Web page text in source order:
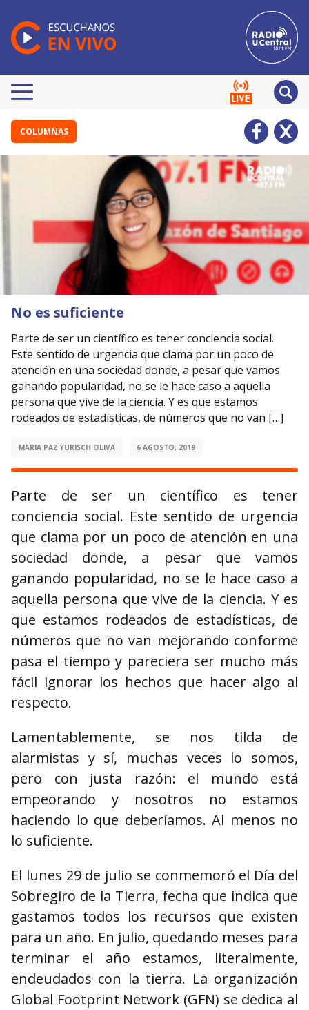
COLUMNAS
No es suficiente
Parte de ser un científico es tener conciencia social.
Este sentido de urgencia que clama por un poco de
atención en una sociedad donde, a pesar que vamos
ganando popularidad, no se le hace caso a aquella
persona que vive de la ciencia. Y es que estamos
rodeados de estadísticas, de números que no van […]
MARIA PAZ YURISCH OLIVA 6 AGOSTO, 2019
Parte de ser un científico es tener
conciencia social. Este sentido de urgencia
que clama por un poco de atención en una
sociedad donde, a pesar que vamos
ganando popularidad, no se le hace caso a
aquella persona que vive de la ciencia. Y es
que estamos rodeados de estadísticas, de
números que no van mejorando conforme
pasa el tiempo y pareciera ser mucho más
fácil ignorar los hechos que hacer algo al
respecto.
Lamentablemente, se nos tilda de
alarmistas y sí, muchas veces lo somos,
pero con justa razón: el mundo está
empeorando y nosotros no estamos
haciendo lo que deberíamos. Al menos no
lo suficiente.
El lunes 29 de julio se conmemoró el Día del
Sobregiro de la Tierra, fecha que indica que
gastamos todos los recursos que existen
para un año. En julio, quedando meses para
terminar el año estamos, literalmente,
endeudados con la tierra. La organización
Global Footprint Network (GFN) se dedica al